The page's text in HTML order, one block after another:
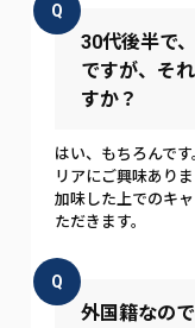
Q
30代後半で
ですが、そ
すか？
はい、もちろんで
リアにご興味あり
加味した上でのキ
ただきます。
Q
外国籍なの